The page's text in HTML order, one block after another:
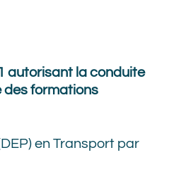
autorisant la conduite
des formations
en Transport par